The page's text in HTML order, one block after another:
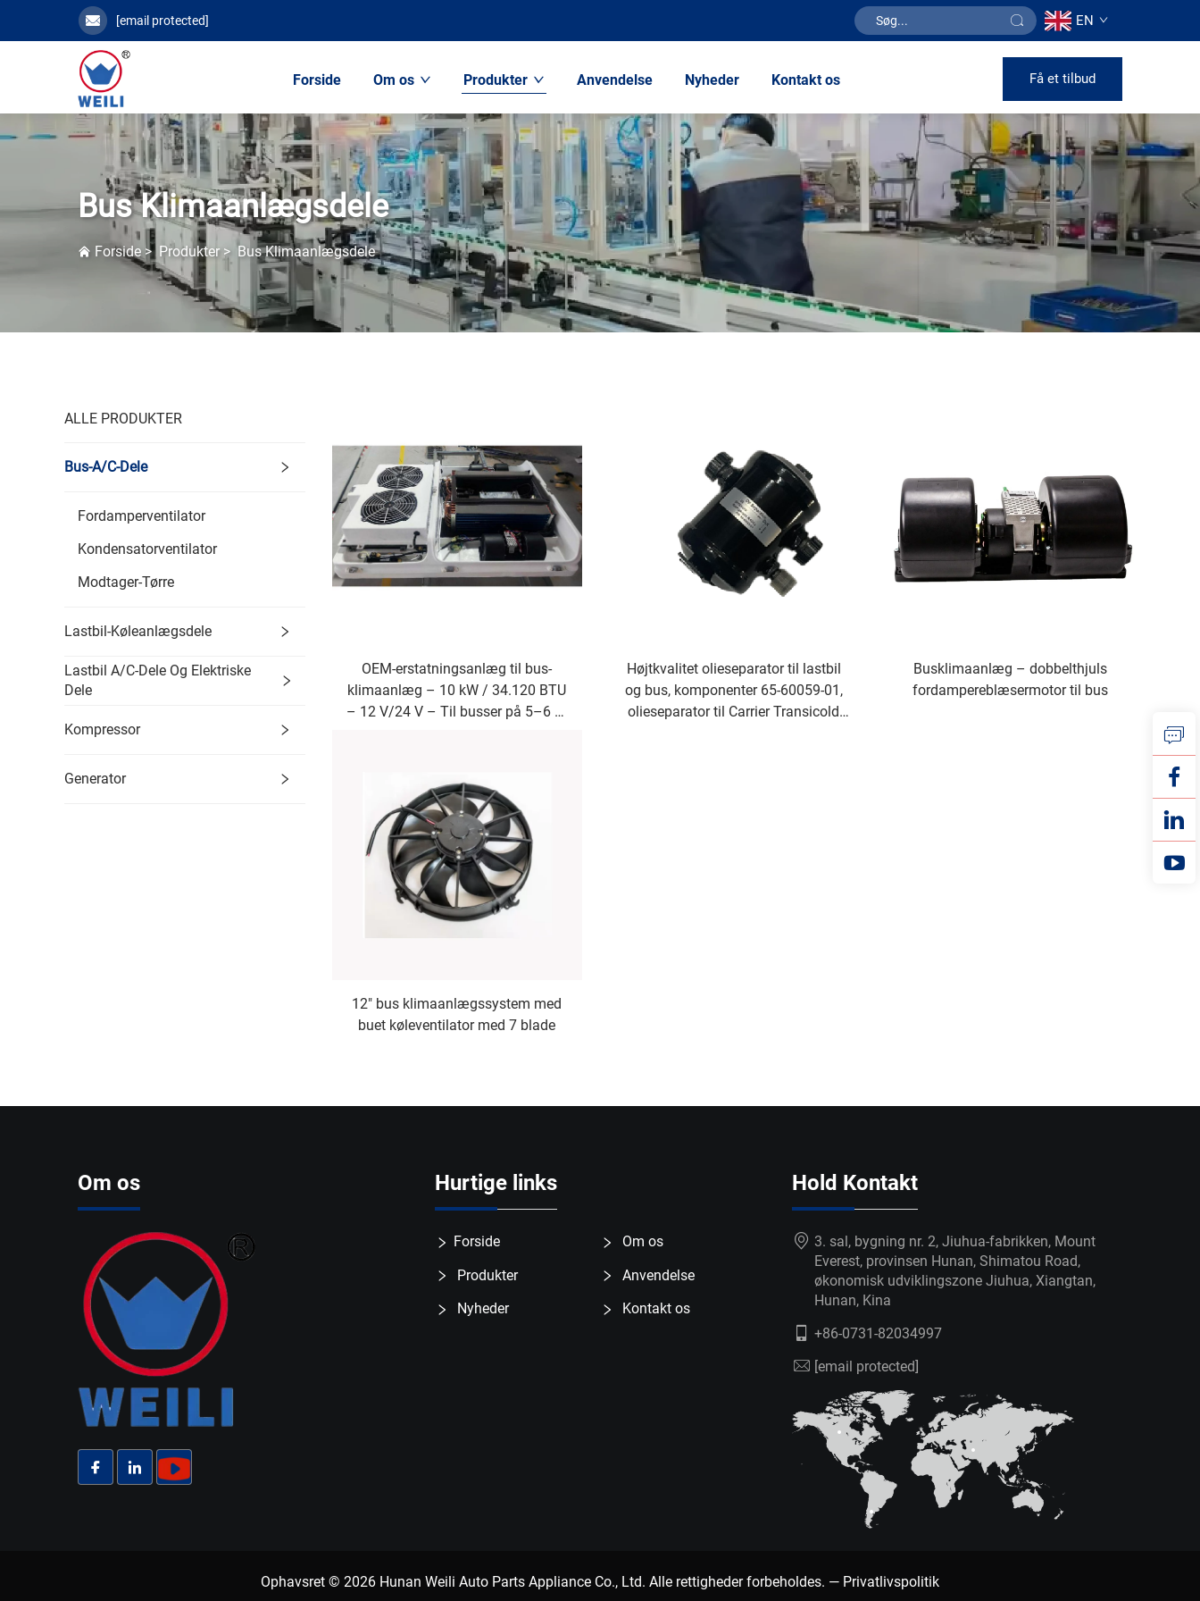
[email protected] EN
Forside Om os Produkter Anvendelse Nyheder Kontakt os Få et tilbud
Bus Klimaanlægsdele
Forside > Produkter> Bus Klimaanlægsdele
ALLE PRODUKTER
Bus-A/C-Dele
Fordamperventilator
Kondensatorventilator
Modtager-Tørre
Lastbil-Køleanlægsdele
Lastbil A/C-Dele Og Elektriske
Dele
Kompressor
Generator
OEM-erstatningsanlæg til bus-
klimaanlæg – 10 kW / 34.120 BTU
– 12 V/24 V – Til busser på 5–6 m
Højtkvalitet olieseparator til lastbil
og bus, komponenter 65-60059-01,
olieseparator til Carrier Transicold
Busklimaanlæg – dobbelthjuls
fordampereblæsermotor til bus
12" bus klimaanlægssystem med
buet køleventilator med 7 blade
Om os Hurtige links
Forside
Om os
Produkter
Anvendelse
Nyheder
Kontakt os
Hold Kontakt
3. sal, bygning nr. 2, Jiuhua-fabrikken, Mount
Everest, provinsen Hunan, Shimatou Road,
økonomisk udviklingszone Jiuhua, Xiangtan,
Hunan, Kina
+86-0731-82034997
[email protected]
Ophavsret © 2026 Hunan Weili Auto Parts Appliance Co., Ltd. Alle rettigheder forbeholdes. — Privatlivspolitik